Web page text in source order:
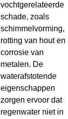
vochtgerelateerde
schade, zoals
schimmelvorming,
rotting van hout en
corrosie van
metalen. De
waterafstotende
eigenschappen
zorgen ervoor dat
regenwater niet in